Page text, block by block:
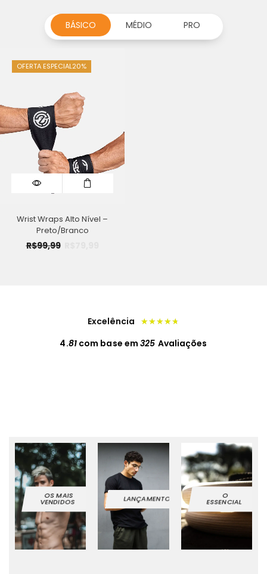
BÁSICO MÉDIO PRO
OFERTA ESPECIAL20%
Wrist Wraps Alto Nível –
Preto/Branco
R$99,99
Excelência ★★★★★
4.81com base em325 Avaliações
OS MAIS
VENDIDOS LANÇAMENTOS O
ESSENCIAL